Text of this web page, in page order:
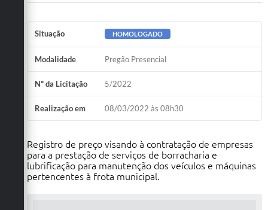
Situação HOMOLOGADO
Modalidade Pregão Presencial
Nº da Licitação 5/2022
Realização em 08/03/2022 às 08h30
Registro de preço visando à contratação de empresas
para a prestação de serviços de borracharia e
lubrificação para manutenção dos veículos e máquinas
pertencentes à frota municipal.